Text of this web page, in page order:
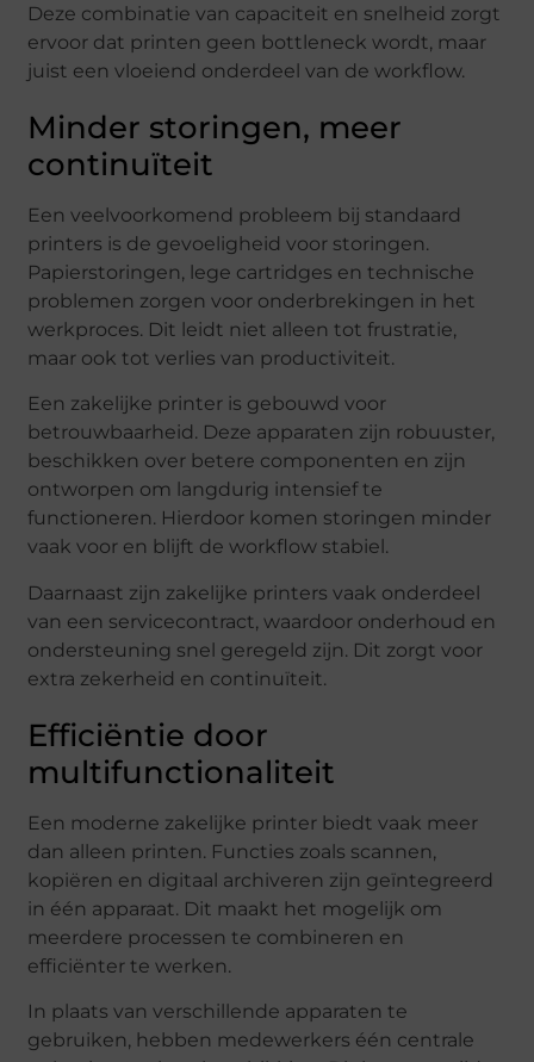
Deze combinatie van capaciteit en snelheid zorgt
ervoor dat printen geen bottleneck wordt, maar
juist een vloeiend onderdeel van de workflow.
Minder storingen, meer
continuïteit
Een veelvoorkomend probleem bij standaard
printers is de gevoeligheid voor storingen.
Papierstoringen, lege cartridges en technische
problemen zorgen voor onderbrekingen in het
werkproces. Dit leidt niet alleen tot frustratie,
maar ook tot verlies van productiviteit.
Een zakelijke printer is gebouwd voor
betrouwbaarheid. Deze apparaten zijn robuuster,
beschikken over betere componenten en zijn
ontworpen om langdurig intensief te
functioneren. Hierdoor komen storingen minder
vaak voor en blijft de workflow stabiel.
Daarnaast zijn zakelijke printers vaak onderdeel
van een servicecontract, waardoor onderhoud en
ondersteuning snel geregeld zijn. Dit zorgt voor
extra zekerheid en continuïteit.
Efficiëntie door
multifunctionaliteit
Een moderne zakelijke printer biedt vaak meer
dan alleen printen. Functies zoals scannen,
kopiëren en digitaal archiveren zijn geïntegreerd
in één apparaat. Dit maakt het mogelijk om
meerdere processen te combineren en
efficiënter te werken.
In plaats van verschillende apparaten te
gebruiken, hebben medewerkers één centrale